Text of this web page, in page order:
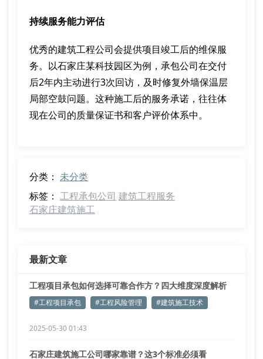
持续服务能力评估
优秀的建筑工程公司会提供项目竣工后的维保服
务。以石家庄某科技园区为例，承包公司在交付
后2年内主动进行3次回访，及时修复外墙保温层
局部空鼓问题。这种施工后的服务承诺，往往体
现在公司的质量保证书和客户评价体系中。
分类： 未分类
标签： 工程承包公司 建筑工程服务
石家庄建筑施工
最新文章
工程项目承包如何选择可靠合作方？四大维度深度解析
#工程项目承包 #工程风险管理 #建筑施工技术
2025-05-30 01:43
石家庄建筑施工公司哪家靠谱？这3个标准必须看